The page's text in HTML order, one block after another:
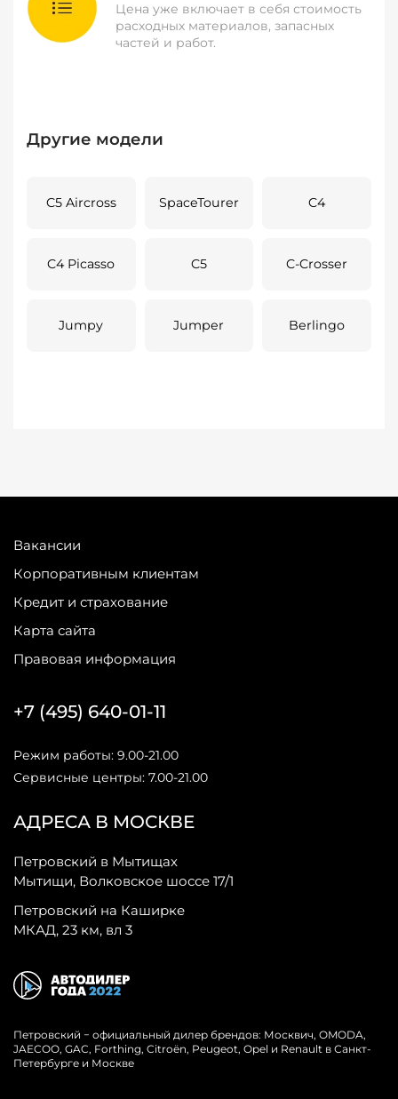
Цена уже включает в себя стоимость
расходных материалов, запасных
частей и работ.
Другие модели
C5 Aircross SpaceTourer C4
C4 Picasso C5 C-Crosser
Jumpy Jumper Berlingo
Вакансии
Корпоративным клиентам
Кредит и страхование
Карта сайта
Правовая информация
АДРЕСА В МОСКВЕ
Петровский в Мытищах
Мытищи, Волковское шоссе 17/1
Петровский на Каширке
МКАД, 23 км, вл 3
+7 (495) 640-01-11
Режим работы: 9.00-21.00
Сервисные центры: 7.00-21.00
Петровский − официальный дилер брендов: Москвич, OMODA,
JAECOO, GAC, Forthing, Citroёn, Peugeot, Opel и Renault в Санкт-
Петербурге и Москве